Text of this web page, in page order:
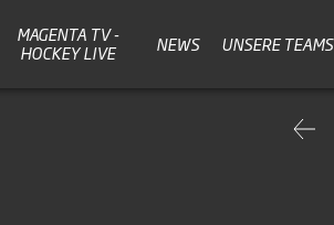
MAGENTA TV -
HOCKEY LIVE
NEWS UNSERE TEAMS